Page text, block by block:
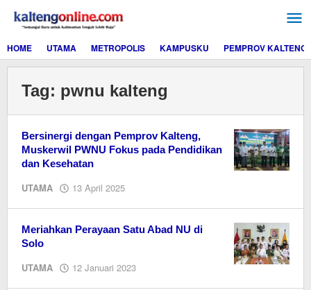
konten
HOME
UTAMA METROPOLIS KAMPUSKU PEMPROV KALTENG
Tag: pwnu kalteng
Bersinergi dengan Pemprov Kalteng,
Muskerwil PWNU Fokus pada Pendidikan
dan Kesehatan
UTAMA 13 April 2025
Meriahkan Perayaan Satu Abad NU di
Solo
UTAMA 12 Januari 2023